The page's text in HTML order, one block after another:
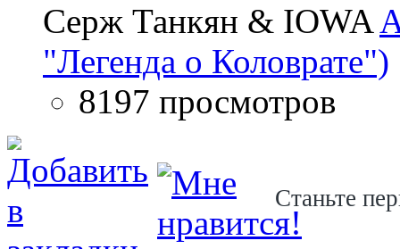
Серж Танкян & IOWA
"Легенда о Коловрате")
8197 просмотров
Станьте